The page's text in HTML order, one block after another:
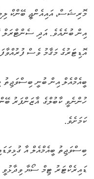
މޮރިޝަސް، އައިއެންޖީ ބޭންކް
އިން ބުނެއެވެ. އަދި ސެންޓްރަލް
އޮޑިޓަރުގެ މަޤާމު ވެސް
ބީއެމްއެލް އިން ބުނީ ބިސްވަޖިތު
ހުންނެވީ ކާބުލްގެ ޣާޒަންފަރު
ކަމަށެވެ.
ބިސްވަޖިތު ބީއެމްއެލް އާ
ޑައިރެކްޓަރު ޓިމް ސޯޔާ